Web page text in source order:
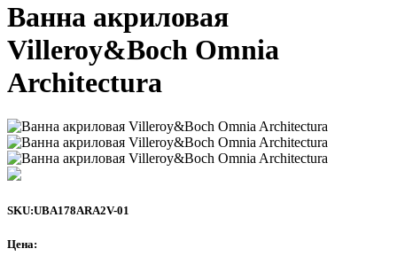
Ванна акриловая
Villeroy&Boch Omnia
Architectura
SKU:UBA178ARA2V-01
Цена: